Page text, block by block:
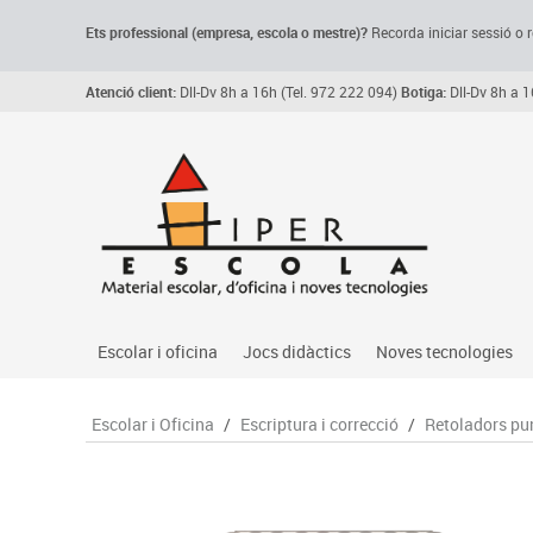
Ets professional (empresa, escolao mestre)? Recorda iniciar sessió o
Atenció client: Dll-Dv 8h a 16h (Tel. 972 222 094)Botiga: Dll-Dv 8h a
Escolar i oficina
Arxiu, carpetes i classificadors
Jocs didàctics
Primeres edats
Noves tecnologies
Audio
Escolar i Oficina / Escriptura i correcció / Retoladors